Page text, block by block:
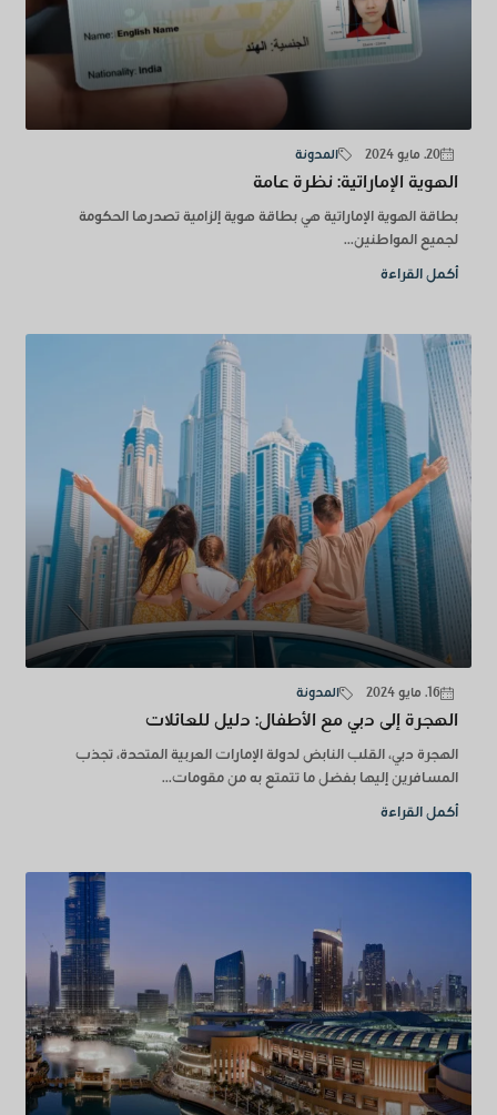
20. مايو 2024 المدونة
الهوية الإماراتية: نظرة عامة
بطاقة الهوية الإماراتية هي بطاقة هوية إلزامية تصدرها الحكومة
لجميع المواطنين...
أكمل القراءة
16. مايو 2024 المدونة
الهجرة إلى دبي مع الأطفال: دليل للعائلات
الهجرة دبي، القلب النابض لدولة الإمارات العربية المتحدة، تجذب
المسافرين إليها بفضل ما تتمتع به من مقومات...
أكمل القراءة